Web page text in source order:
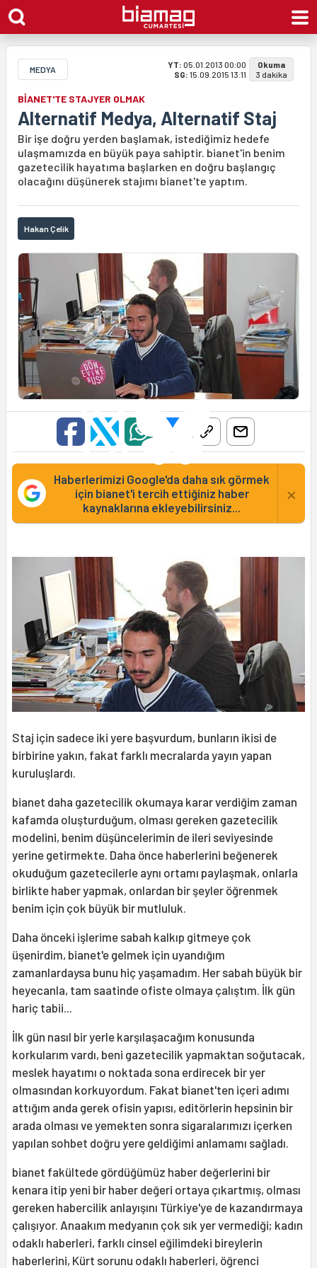
MEDYA YT: 05.01.2013 00:00
SG: 15.09.2015 13:11
Okuma
3 dakika
BİANET'TE STAJYER OLMAK
Alternatif Medya, Alternatif Staj
Bir işe doğru yerden başlamak, istediğimiz hedefe
ulaşmamızda en büyük paya sahiptir. bianet'in benim
gazetecilik hayatıma başlarken en doğru başlangıç
olacağını düşünerek stajımı bianet'te yaptım.
Hakan Çelik
Haberlerimizi Google'da daha sık görmek
için bianet'i tercih ettiğiniz haber
kaynaklarına ekleyebilirsiniz...
×
Staj için sadece iki yere başvurdum, bunların ikisi de
birbirine yakın, fakat farklı mecralarda yayın yapan
kuruluşlardı.
bianet daha gazetecilik okumaya karar verdiğim zaman
kafamda oluşturduğum, olması gereken gazetecilik
modelini, benim düşüncelerimin de ileri seviyesinde
yerine getirmekte. Daha önce haberlerini beğenerek
okuduğum gazetecilerle aynı ortamı paylaşmak, onlarla
birlikte haber yapmak, onlardan bir şeyler öğrenmek
benim için çok büyük bir mutluluk.
Daha önceki işlerime sabah kalkıp gitmeye çok
üşenirdim, bianet'e gelmek için uyandığım
zamanlardaysa bunu hiç yaşamadım. Her sabah büyük bir
heyecanla, tam saatinde ofiste olmaya çalıştım. İlk gün
hariç tabii...
İlk gün nasıl bir yerle karşılaşacağım konusunda
korkularım vardı, beni gazetecilik yapmaktan soğutacak,
meslek hayatımı o noktada sona erdirecek bir yer
olmasından korkuyordum. Fakat bianet'ten içeri adımı
attığım anda gerek ofisin yapısı, editörlerin hepsinin bir
arada olması ve yemekten sonra sigaralarımızı içerken
yapılan sohbet doğru yere geldiğimi anlamamı sağladı.
bianet fakültede gördüğümüz haber değerlerini bir
kenara itip yeni bir haber değeri ortaya çıkartmış, olması
gereken habercilik anlayışını Türkiye'ye de kazandırmaya
çalışıyor. Anaakım medyanın çok sık yer vermediği; kadın
odaklı haberleri, farklı cinsel eğilimdeki bireylerin
haberlerini, Kürt sorunu odaklı haberleri, öğrenci